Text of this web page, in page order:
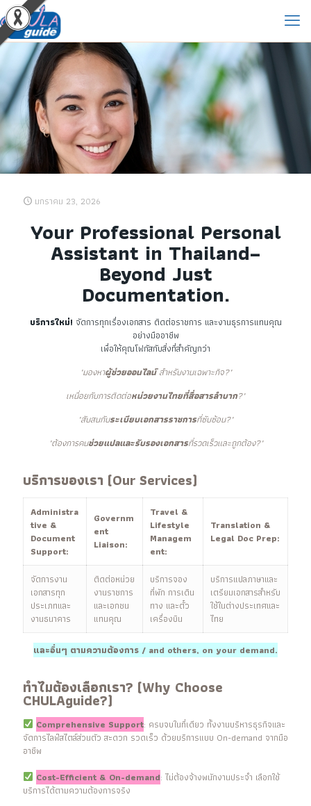
มกราคม 23, 2026
Your Professional Personal
Assistant in Thailand–
Beyond Just
Documentation.
บริการใหม่! จัดการทุกเรื่องเอกสาร ติดต่อราชการ และงานธุรการแทนคุณ
อย่างมืออาชีพ
เพื่อให้คุณโฟกัสกับสิ่งที่สำคัญกว่า
"มองหาผู้ช่วยออนไลน์สำหรับงานเฉพาะกิจ?"
เหนื่อยกับการติดต่อหน่วยงานไทยที่สื่อสารลำบาก?"
"สับสนกับระเบียบเอกสารราชการที่ซับซ้อน?"
"ต้องการคนช่วยแปลและรับรองเอกสารที่รวดเร็วและถูกต้อง?"
บริการของเรา (Our Services)
Administra
tive &
Document
Support:
Governm
ent
Liaison:
Travel &
Lifestyle
Managem
ent:
Translation &
Legal Doc Prep:
จัดการงาน
เอกสารทุก
ประเภทและ
งานธนาคาร
ติดต่อหน่วย
งานราชการ
และเอกชน
แทนคุณ
บริการจอง
ที่พัก การเดิน
ทาง และตั๋ว
เครื่องบิน
บริการแปลภาษาและ
เตรียมเอกสารสำหรับ
ใช้ในต่างประเทศและ
ไทย
และอื่นๆ ตามความต้องการ / and others, on your demand.
ทำไมต้องเลือกเรา? (Why Choose
CHULAguide?)
Comprehensive Support: ครบจบในที่เดียว ทั้งงานบริหารธุรกิจและ
จัดการไลฟ์สไตล์ส่วนตัว สะดวก รวดเร็ว ด้วยบริการแบบ On-demand จากมือ
อาชีพ
Cost-Efficient & On-demand: ไม่ต้องจ้างพนักงานประจำ เลือกใช้
บริการได้ตามความต้องการจริง